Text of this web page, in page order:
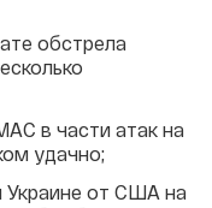
обстрела
в части атак на
удачно;
Украине от США на